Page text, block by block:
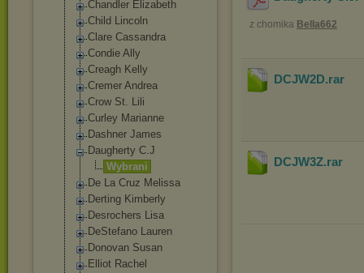
Chandler Elizabeth
Child Lincoln
Clare Cassandra
Condie Ally
Creagh Kelly
Cremer Andrea
Crow St. Lili
Curley Marianne
Dashner James
Daugherty C.J
Wybrani
De La Cruz Melissa
Derting Kimberly
Desrochers Lisa
DeStefano Lauren
Donovan Susan
Elliot Rachel
z chomika Bella662
DCJW2D.rar
DCJW3Z.rar